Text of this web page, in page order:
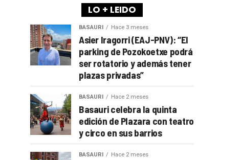
LO + LEIDO
BASAURI Hace 3 meses
Asier Iragorri (EAJ-PNV): “El
parking de Pozokoetxe podrá
ser rotatorio y además tener
plazas privadas”
BASAURI Hace 2 meses
Basauri celebra la quinta
edición de Plazara con teatro
y circo en sus barrios
BASAURI Hace 2 meses